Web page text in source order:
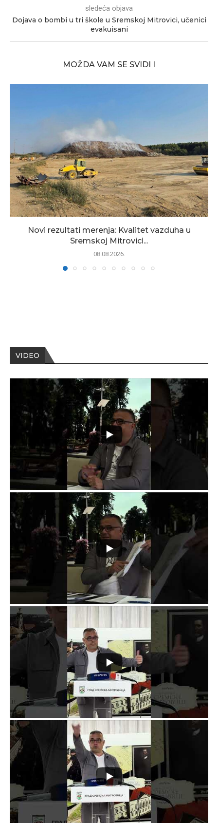
sledeća objava
Dojava o bombi u tri škole u Sremskoj Mitrovici, učenici
evakuisani
MOŽDA VAM SE SVIDI I
Novi rezultati merenja: Kvalitet vazduha u
Sremskoj Mitrovici...
08.08.2026.
VIDEO